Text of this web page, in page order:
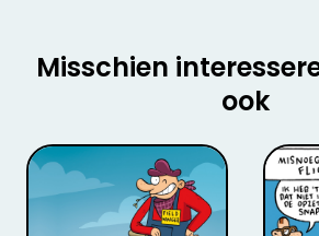
Misschien
ook